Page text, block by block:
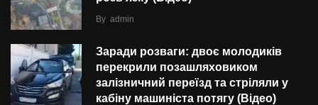
By admin
Заради розваги: двоє молодиків
перекрили позашляховиком
залізничний переїзд та стріляли у
кабіну машиніста потягу (Відео)